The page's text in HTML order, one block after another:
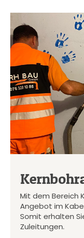
Mit dem Bereich
Angebot im
Somit erhalten
Zuleitungen.